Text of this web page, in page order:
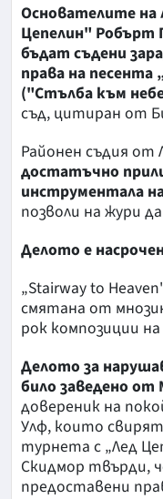
Основателите на
Цепелин"
бъдат съдени
права на песента
("Стълба към
съд, цитиран от
Районен съдия от
достатъчно
инструментала
позволи на жури
Делото е
„Stairway to
смятана от
рок композиции
Делото за
било заведено
довереник на
Улф, които
турнета с „Лед
Скидмор твърди,
предоставени